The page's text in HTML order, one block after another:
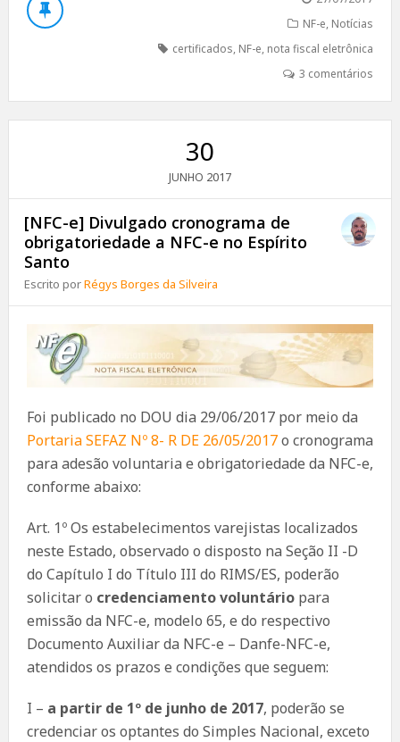
NF-e, Notícias
certificados, NF-e, nota fiscal eletrônica
3 comentários
30
JUNHO 2017
[NFC-e] Divulgado cronograma de
obrigatoriedade a NFC-e no Espírito
Santo
Escrito porRégys Borges da Silveira
Foi publicado no DOU dia 29/06/2017 por meio da
Portaria SEFAZ Nº 8- R DE 26/05/2017o cronograma
para adesão voluntaria e obrigatoriedade da NFC-e,
conforme abaixo:
Art. 1º Os estabelecimentos varejistas localizados
neste Estado, observado o disposto na Seção II -D
do Capítulo I do Título III do RIMS/ES, poderão
solicitar o credenciamento voluntáriopara
emissão da NFC-e, modelo 65, e do respectivo
Documento Auxiliar da NFC-e – Danfe-NFC-e,
atendidos os prazos e condições que seguem:
I – a partir de 1º de junho de 2017, poderão se
credenciar os optantes do Simples Nacional, exceto